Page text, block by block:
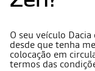
O seu veículo
desde que tenha
colocação em
termos das